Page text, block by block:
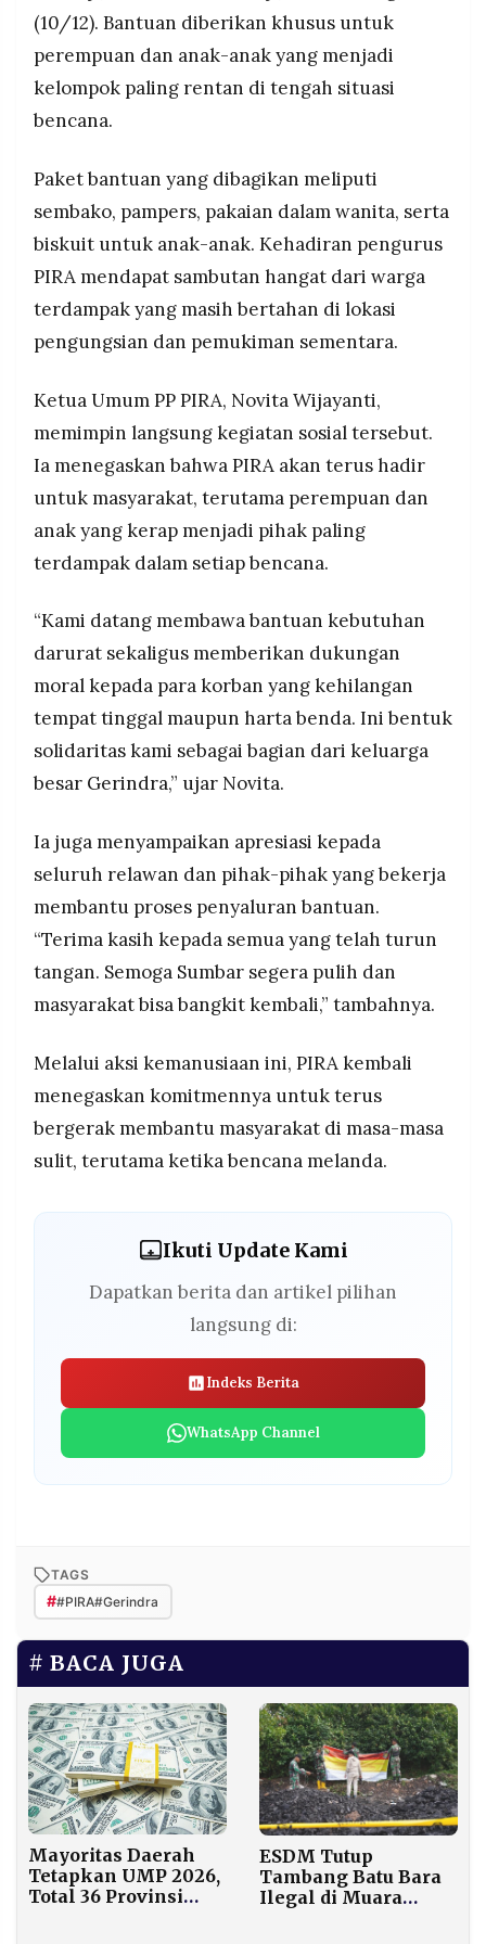
PRAMUDITA
©
Resolusi.co
RESOLUSI
PRAMUDITA
mengapresiasi para relawan yang bekerja di
lapangan.
(10/12). Bantuan diberikan khusus untuk
perempuan dan anak-anak yang menjadi
kelompok paling rentan di tengah situasi
bencana.
Paket bantuan yang dibagikan meliputi
sembako, pampers, pakaian dalam wanita, serta
biskuit untuk anak-anak. Kehadiran pengurus
PIRA mendapat sambutan hangat dari warga
terdampak yang masih bertahan di lokasi
pengungsian dan pemukiman sementara.
Ketua Umum PP PIRA, Novita Wijayanti,
memimpin langsung kegiatan sosial tersebut.
Ia menegaskan bahwa PIRA akan terus hadir
untuk masyarakat, terutama perempuan dan
anak yang kerap menjadi pihak paling
terdampak dalam setiap bencana.
“Kami datang membawa bantuan kebutuhan
darurat sekaligus memberikan dukungan
moral kepada para korban yang kehilangan
tempat tinggal maupun harta benda. Ini bentuk
solidaritas kami sebagai bagian dari keluarga
besar Gerindra,” ujar Novita.
Ia juga menyampaikan apresiasi kepada
seluruh relawan dan pihak-pihak yang bekerja
membantu proses penyaluran bantuan.
“Terima kasih kepada semua yang telah turun
tangan. Semoga Sumbar segera pulih dan
masyarakat bisa bangkit kembali,” tambahnya.
Melalui aksi kemanusiaan ini, PIRA kembali
menegaskan komitmennya untuk terus
bergerak membantu masyarakat di masa-masa
sulit, terutama ketika bencana melanda.
Ikuti Update Kami
Dapatkan berita dan artikel pilihan
langsung di:
Indeks Berita
WhatsApp Channel
TAGS
##PIRA#Gerindra
BACA JUGA
Mayoritas Daerah
Tetapkan UMP 2026,
Total 36 Provinsi
ESDM Tutup
Tambang Batu Bara
Ilegal di Muara